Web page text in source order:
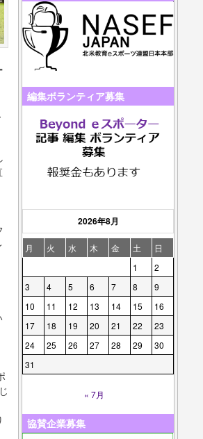
編集ボランティア募集
2026年8月
月 火 水 木 金 土
日
1
2
3
4 5 6 7 8
9
10
11 12 13 14 15
16
17
18 19 20 21 22
23
24
25 26 27 28 29
30
31
« 7月
協賛企業募集